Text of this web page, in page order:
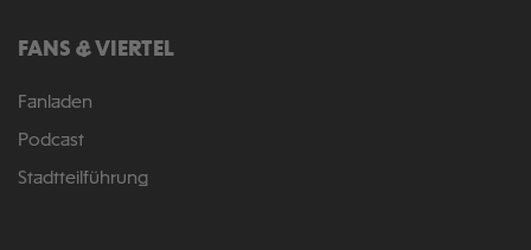
FANS & VIERTEL
Fanladen
Podcast
Stadtteilführung